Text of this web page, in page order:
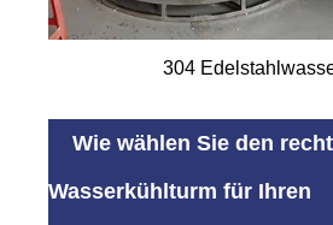
304
Wie wählen Sie den
Wasserkühlturm für Ihren